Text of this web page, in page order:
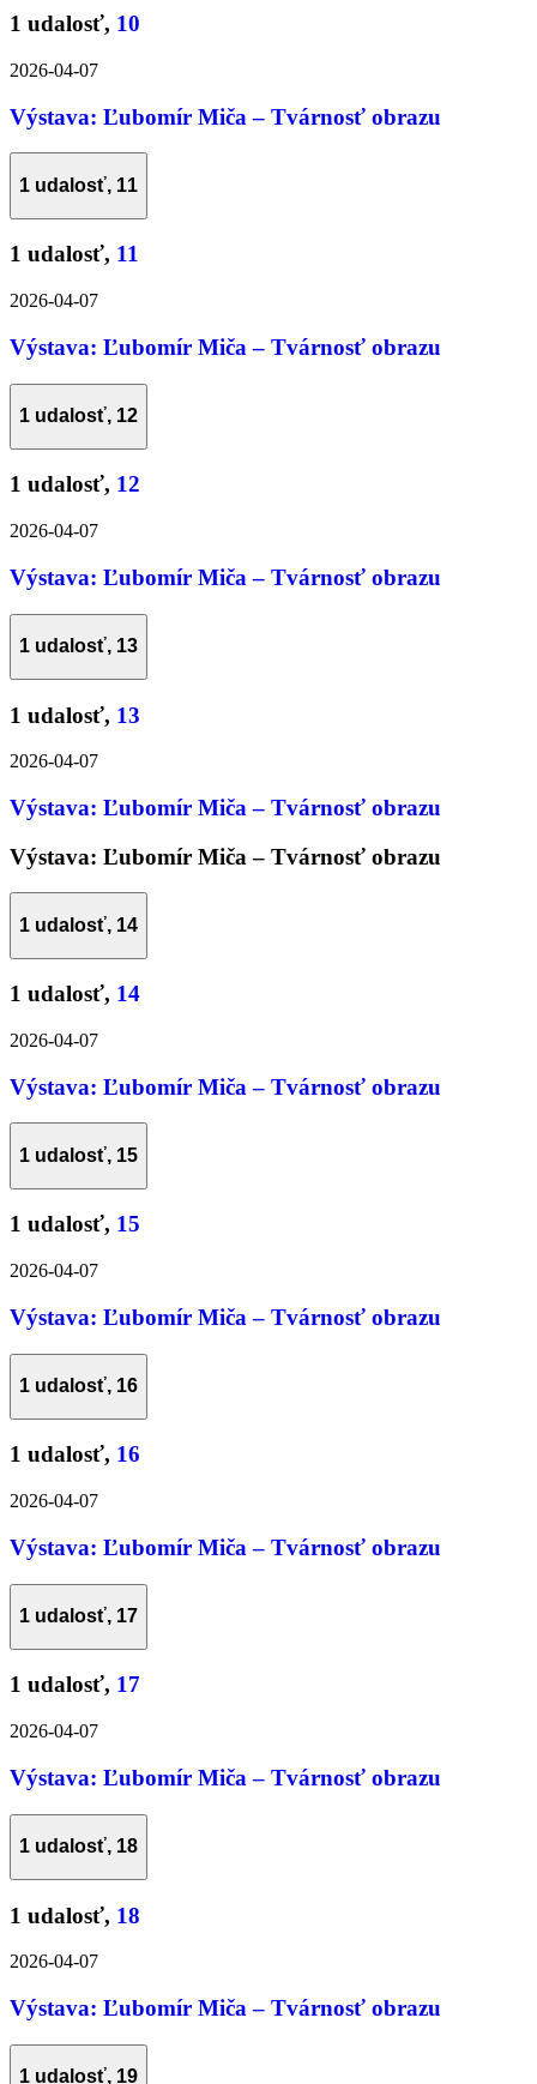
1 udalosť, 10
2026-04-07
Výstava: Ľubomír Miča – Tvárnosť obrazu
1 udalosť, 11
1 udalosť, 11
2026-04-07
Výstava: Ľubomír Miča – Tvárnosť obrazu
1 udalosť, 12
1 udalosť, 12
2026-04-07
Výstava: Ľubomír Miča – Tvárnosť obrazu
1 udalosť, 13
1 udalosť, 13
2026-04-07
Výstava: Ľubomír Miča – Tvárnosť obrazu
Výstava: Ľubomír Miča – Tvárnosť obrazu
1 udalosť, 14
1 udalosť, 14
2026-04-07
Výstava: Ľubomír Miča – Tvárnosť obrazu
1 udalosť, 15
1 udalosť, 15
2026-04-07
Výstava: Ľubomír Miča – Tvárnosť obrazu
1 udalosť, 16
1 udalosť, 16
2026-04-07
Výstava: Ľubomír Miča – Tvárnosť obrazu
1 udalosť, 17
1 udalosť, 17
2026-04-07
Výstava: Ľubomír Miča – Tvárnosť obrazu
1 udalosť, 18
1 udalosť, 18
2026-04-07
Výstava: Ľubomír Miča – Tvárnosť obrazu
1 udalosť, 19